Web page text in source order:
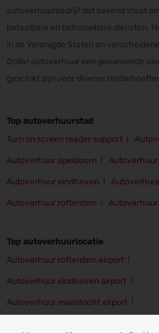
autoverhuurbedrijf dat bekend staat
betaalbare en betrouwbare diensten.
in de Verenigde Staten en
Dollar autoverhuur een gevarieerde
geschikt zijn voor diverse
Top autoverhuurstad
Turn on screen reader support
Autoverhuur apeldoorn
Autoverhuur eindhoven
Autoverhuur rotterdam Autoverhuur
Top autoverhuurlocatie
Autoverhuur rotterdam airport
Autoverhuur eindhoven airport
Autoverhuur maastricht airport